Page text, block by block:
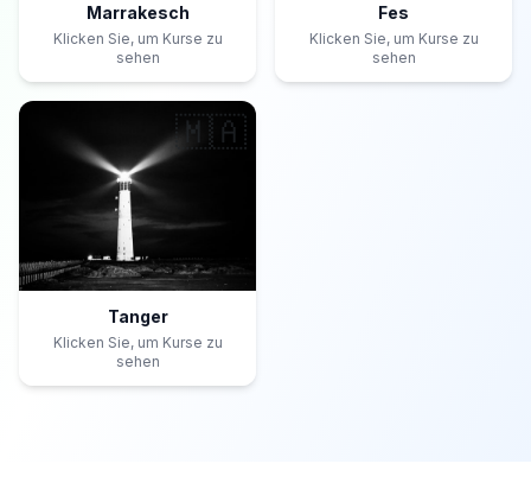
Marrakesch
Klicken Sie, um Kurse zu
sehen
Fes
Klicken Sie, um Kurse zu
sehen
🇲🇦
Tanger
Klicken Sie, um Kurse zu
sehen